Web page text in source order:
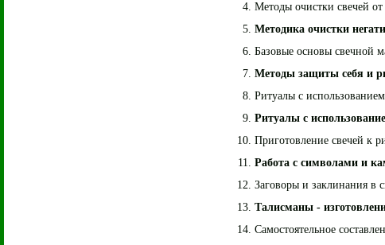
Методы очистки свечей
Методика очистки
Базовые основы свечной
Методы защиты себя и
Ритуалы с
Ритуалы с
Приготовление свечей к
Работа с символами и
Заговоры и заклинания в
Талисманы -
Самостоятельное